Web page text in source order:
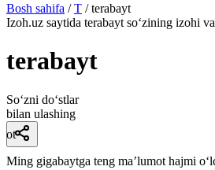
Bosh sahifa / T / terabayt
Izoh.uz saytida terabayt so‘zining izohi
terabayt
So‘zni do‘stlar
bilan ulashing
ot
Ming gigabaytga teng maʼlumot hajmi